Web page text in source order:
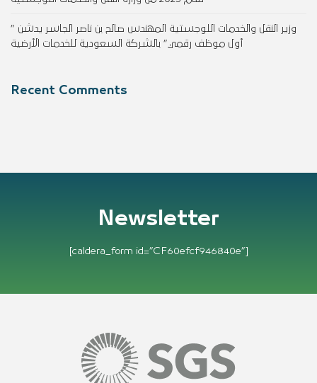
وزير النقل والخدمات اللوجستية المهندس صالح بن ناصر الجاسر يدشن ”
أول موظف رقمي” بالشركة السعودية للخدمات الأرضية
Recent Comments
Newsletter
[caldera_form id=”CF60efcf946840e”]